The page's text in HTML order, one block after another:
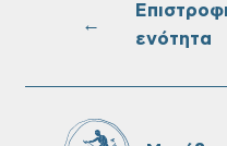
←
ενότητα